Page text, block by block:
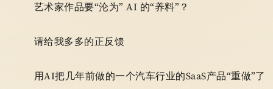
艺术家作品要“沦为” AI 的“养料”？
请给我多多的正反馈
用AI把几年前做的一个汽车行业的SaaS产品“重做”了